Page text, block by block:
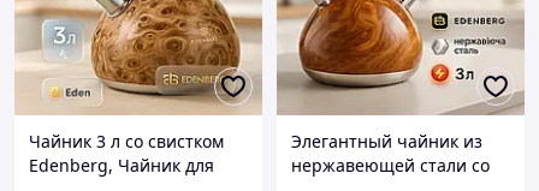
Чайник 3 л со свистком
Edenberg, Чайник для
Элегантный чайник из
нержавеющей стали со